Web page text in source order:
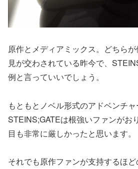
原作とメディアミックス。どちら
見が交わされている昨今で、
例と言っていいでしょう。
もともとノベル形式のアドベンチ
STEINS;GATEは根強いファンがお
目も非常に厳しかったと思います。
それでも原作ファンが支持するほ